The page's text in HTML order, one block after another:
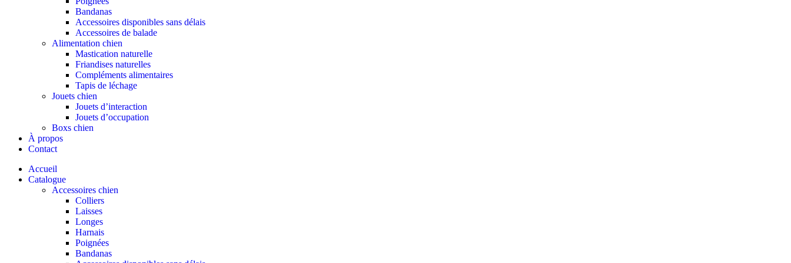
Bandanas
Accessoires disponibles sans délais
Accessoires de balade
Alimentation chien
Mastication naturelle
Friandises naturelles
Compléments alimentaires
Tapis de léchage
Jouets chien
Jouets d’interaction
Jouets d’occupation
Boxs chien
À propos
Contact
Accueil
Catalogue
Accessoires chien
Colliers
Laisses
Longes
Harnais
Poignées
Bandanas